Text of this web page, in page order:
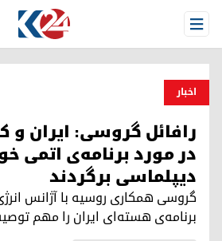
Open Menu
اخبار
رافائل گروسی: ایران
در مورد برنامه‌ی اتمی
دیپلماسی برگردند
گروسی همکاری روسیه با آژانس
برنامه‌ی هسته‌ای ایران را مهم